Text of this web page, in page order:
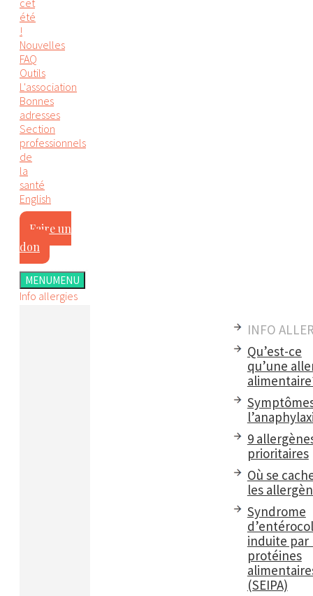
cet
été
!
Nouvelles
FAQ
Outils
L'association
Bonnes
adresses
Section
professionnels
de
la
santé
English
Faire un
don
MENUMENU
Info allergies
INFO
Qu’est-ce
qu’une
9
prioritaires
Où se
les
Syndrome
induite par
protéines
(SEIPA)